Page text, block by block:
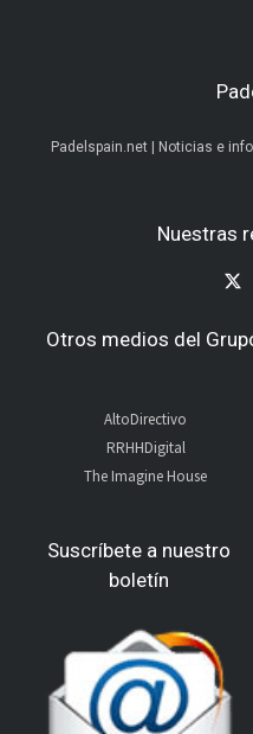
Padelspain.net | Noticias e
Nuestras
Otros medios del
AltoDirectivo
RRHHDigital
The Imagine House
Suscríbete a nuestro
boletín